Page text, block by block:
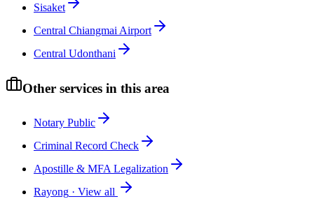
Sisaket
Central Chiangmai Airport
Central Udonthani
Other services in this area
Notary Public
Criminal Record Check
Apostille & MFA Legalization
Rayong · View all